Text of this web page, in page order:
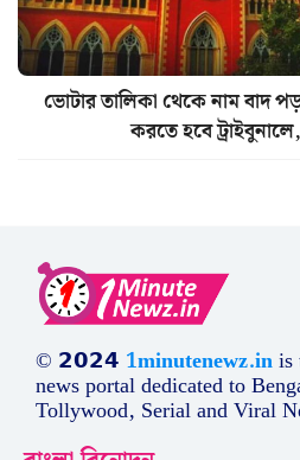
ভোটার তালিকা থেকে নাম বাদ
করতে হবে
© 𝟮𝟬𝟮𝟰 1minutenewz.inis
news portal dedicated to
Tollywood, Serial and Viral